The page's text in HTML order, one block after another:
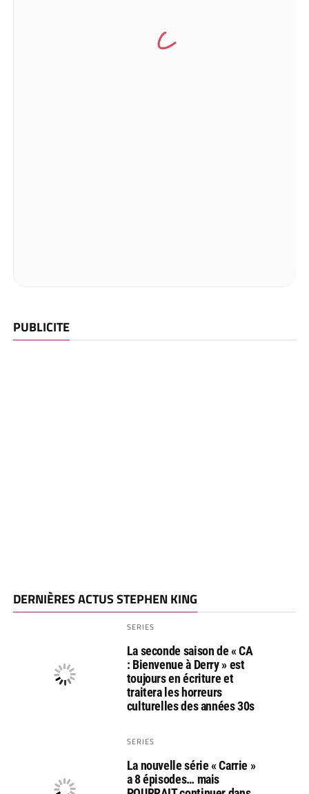
PUBLICITE
DERNIÈRES ACTUS STEPHEN KING
SERIES
La seconde saison de « CA
: Bienvenue à Derry » est
toujours en écriture et
traitera les horreurs
culturelles des années 30s
SERIES
La nouvelle série « Carrie »
a 8 épisodes… mais